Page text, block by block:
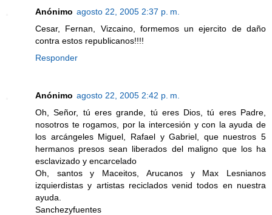
Anónimo agosto 22, 2005 2:37 p. m.
Cesar, Fernan, Vizcaino, formemos un ejercito de daño
contra estos republicanos!!!!
Responder
Anónimo agosto 22, 2005 2:42 p. m.
Oh, Señor, tú eres grande, tú eres Dios, tú eres Padre,
nosotros te rogamos, por la intercesión y con la ayuda de
los arcángeles Miguel, Rafael y Gabriel, que nuestros 5
hermanos presos sean liberados del maligno que los ha
esclavizado y encarcelado
Oh, santos y Maceitos, Arucanos y Max Lesnianos
izquierdistas y artistas reciclados venid todos en nuestra
ayuda.
Sanchezyfuentes